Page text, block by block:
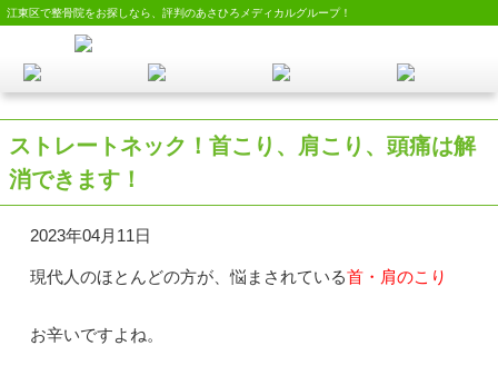
江東区で整骨院をお探しなら、評判のあさひろメディカルグループ！
ストレートネック！首こり、肩こり、頭痛は解
消できます！
2023年04月11日
現代人のほとんどの方が、悩まされている首・肩のこり
お辛いですよね。